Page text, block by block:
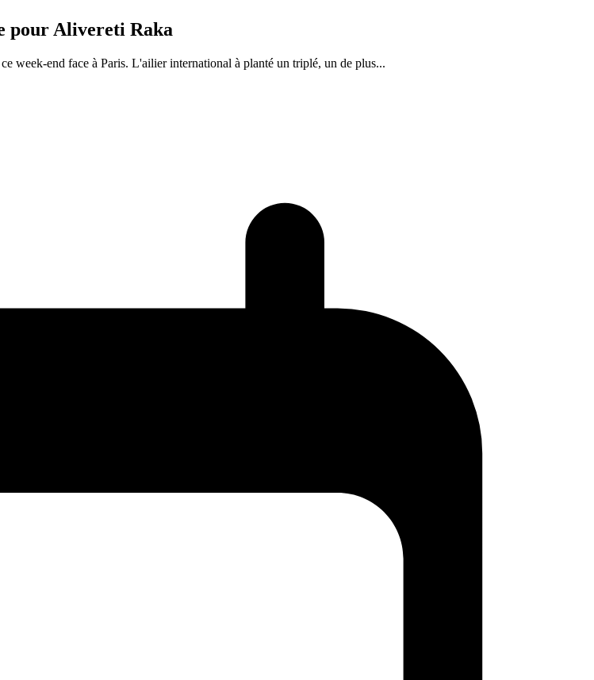
pour Alivereti Raka
week-end face à Paris. L'ailier international à planté un triplé, un de plus...